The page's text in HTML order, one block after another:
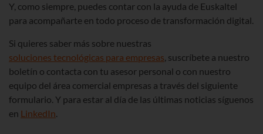
Y, como siempre, puedes contar con la ayuda de Euskaltel
para acompañarte en todo proceso de transformación digital.
Si quieres saber más sobre nuestras
soluciones tecnológicas para empresas, suscríbete a nuestro
boletín o contacta con tu asesor personal o con nuestro
equipo del área comercial empresas a través del siguiente
formulario. Y para estar al día de las últimas noticias síguenos
en LinkedIn.